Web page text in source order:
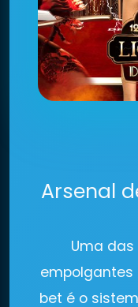
Arsenal
Uma
empolgantes
bet é o